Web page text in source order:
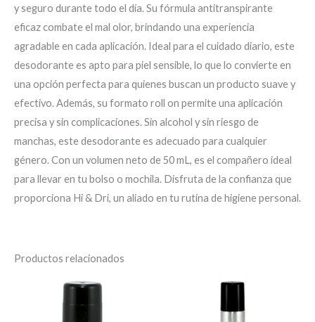
y seguro durante todo el día. Su fórmula antitranspirante
eficaz combate el mal olor, brindando una experiencia
agradable en cada aplicación. Ideal para el cuidado diario, este
desodorante es apto para piel sensible, lo que lo convierte en
una opción perfecta para quienes buscan un producto suave y
efectivo. Además, su formato roll on permite una aplicación
precisa y sin complicaciones. Sin alcohol y sin riesgo de
manchas, este desodorante es adecuado para cualquier
género. Con un volumen neto de 50 mL, es el compañero ideal
para llevar en tu bolso o mochila. Disfruta de la confianza que
proporciona Hi & Dri, un aliado en tu rutina de higiene personal.
Productos relacionados